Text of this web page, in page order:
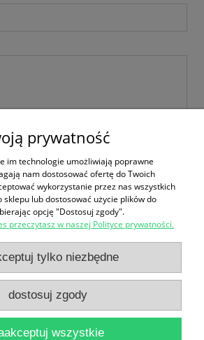
Zakupy
Pomoc
Moje konto
Informacje
prywatność
im technologie umożliwiają poprawne
nam dostosować ofertę do Twoich
wykorzystanie przez nas wszystkich
sklepu lub dostosować użycie plików do
opcję "Dostosuj zgody".
przeczytasz w naszej Polityce prywatności.
tylko niezbędne
dostosuj zgody
wszystkie